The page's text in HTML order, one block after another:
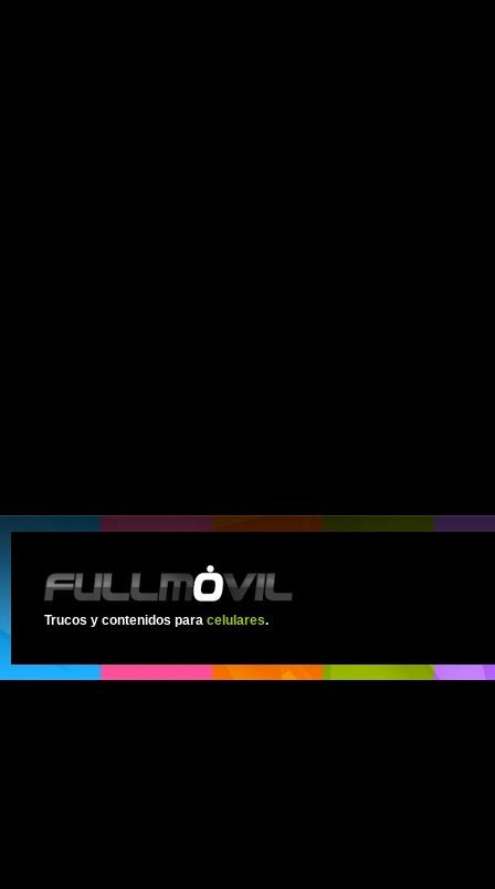
Trucos y contenidos para celulares.